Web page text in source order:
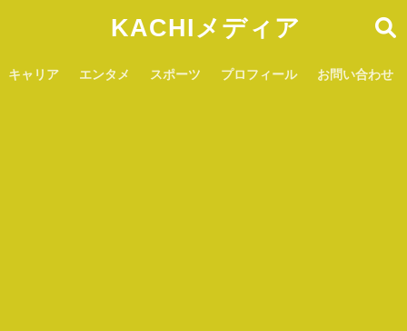
KACHIメディア
キャリア エンタメ スポーツ プロフィール お問い合わせ